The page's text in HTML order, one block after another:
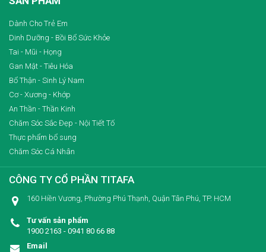
Dành Cho Trẻ Em
Dinh Dưỡng - Bồi Bổ Sức Khỏe
Tai - Mũi - Họng
Gan Mật - Tiêu Hóa
Bổ Thận - Sinh Lý Nam
Cơ - Xương - Khớp
An Thần - Thần Kinh
Chăm Sóc Sắc Đẹp - Nội Tiết Tố
Thực phẩm bổ sung
Chăm Sóc Cá Nhân
CÔNG TY CỔ PHẦN TITAFA
160 Hiền Vương, Phường Phú Thạnh, Quận Tân Phú, TP. HCM
Tư vấn sản phẩm
1900 2163 - 0941 80 66 88
Email